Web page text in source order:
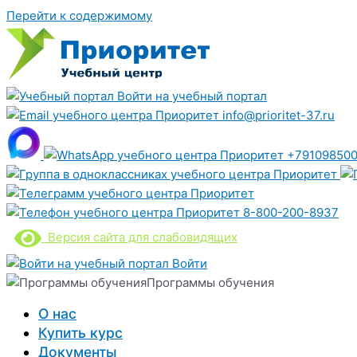
Перейти к содержимому
Войти на учебный портал
info@prioritet-37.ru
8-800-200-8937
Версия сайта для слабовидящих
Войти
Программы обучения
О нас
Купить курс
Документы